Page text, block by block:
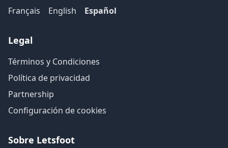
Français English Español
Legal
Términos y Condiciones
Política de privacidad
Partnership
Configuración de cookies
Sobre Letsfoot